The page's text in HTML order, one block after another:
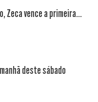
Zeca vence a primeira...
deste sábado